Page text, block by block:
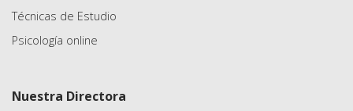
Técnicas de Estudio
Psicología online
Nuestra Directora